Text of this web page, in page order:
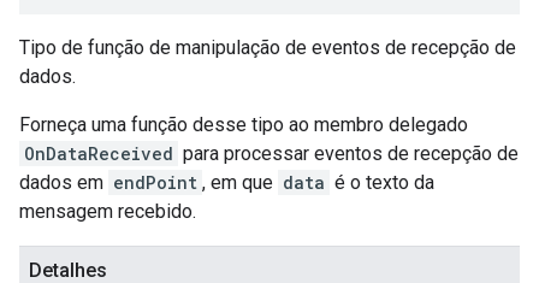
Tipo de função de manipulação de eventos de recepção de
dados.
Forneça uma função desse tipo ao membro delegado
OnDataReceived para processar eventos de recepção de
dados em endPoint , em que data é o texto da
mensagem recebido.
Detalhes